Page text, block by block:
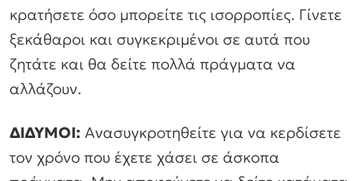
κρατήσετε όσο μπορείτε τις ισορροπίες. Γίνετε
ξεκάθαροι και συγκεκριμένοι σε αυτά που
ζητάτε και θα δείτε πολλά πράγματα να
αλλάζουν.
ΔΙΔΥΜΟΙ: Ανασυγκροτηθείτε για να κερδίσετε
τον χρόνο που έχετε χάσει σε άσκοπα